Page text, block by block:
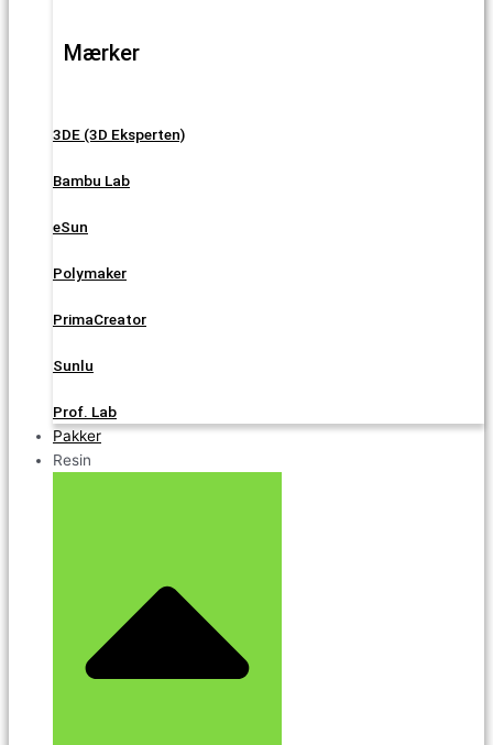
Mærker
3DE (3D Eksperten)
Bambu Lab
eSun
Polymaker
PrimaCreator
Sunlu
Prof. Lab
Pakker
Resin